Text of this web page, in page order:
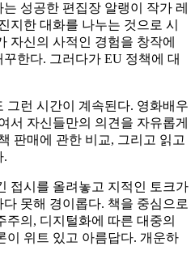
성공한 편집장 알랭이 작가 레
지한 대화를 나누는 것으로 시
자신의 사적인 경험을 창작에
한다. 그러다가 EU 정책에 대
그런 시간이 계속된다. 영화배우
서 자신들만의 의견을 자유롭게
판매에 관한 비교, 그리고 읽고
.
접시를 올려놓고 지적인 토크가
못해 경이롭다. 책을 중심으로
의, 디지털화에 따른 대중의
이 위트 있고 아름답다. 개운하